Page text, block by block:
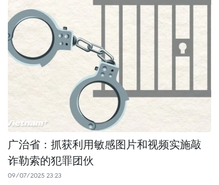
广治省：抓获利用敏感图片和视频实施敲
诈勒索的犯罪团伙
09/07/2025 23:23